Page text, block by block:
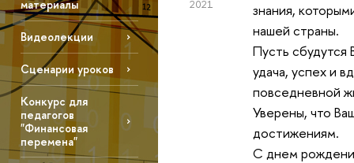
материалы
Видеолекции
Сценарии уроков
Конкурс для
педагогов
"Финансовая
перемена"
2021
знания,
нашей страны.
Пусть
удача, успех и
повседневной
Уверены, что
достижениям.
С днем